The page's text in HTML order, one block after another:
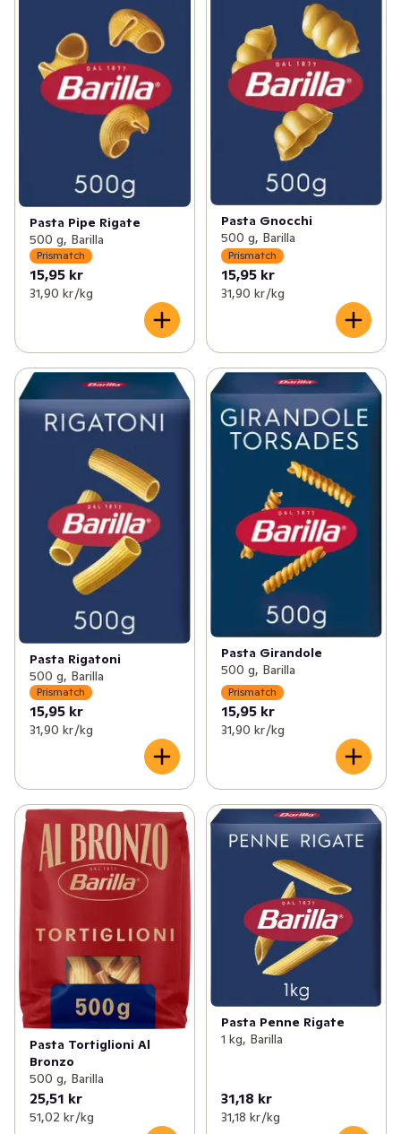
Pasta Pipe Rigate
500 g, Barilla
Prismatch
15,95 kr
31,90 kr /kg
Pasta Gnocchi
500 g, Barilla
Prismatch
15,95 kr
31,90 kr /kg
Pasta Rigatoni
500 g, Barilla
Prismatch
15,95 kr
31,90 kr /kg
Pasta Girandole
500 g, Barilla
Prismatch
15,95 kr
31,90 kr /kg
Pasta Tortiglioni Al
Bronzo
500 g, Barilla
25,51 kr
51,02 kr /kg
Pasta Penne Rigate
1 kg, Barilla
31,18 kr
31,18 kr /kg